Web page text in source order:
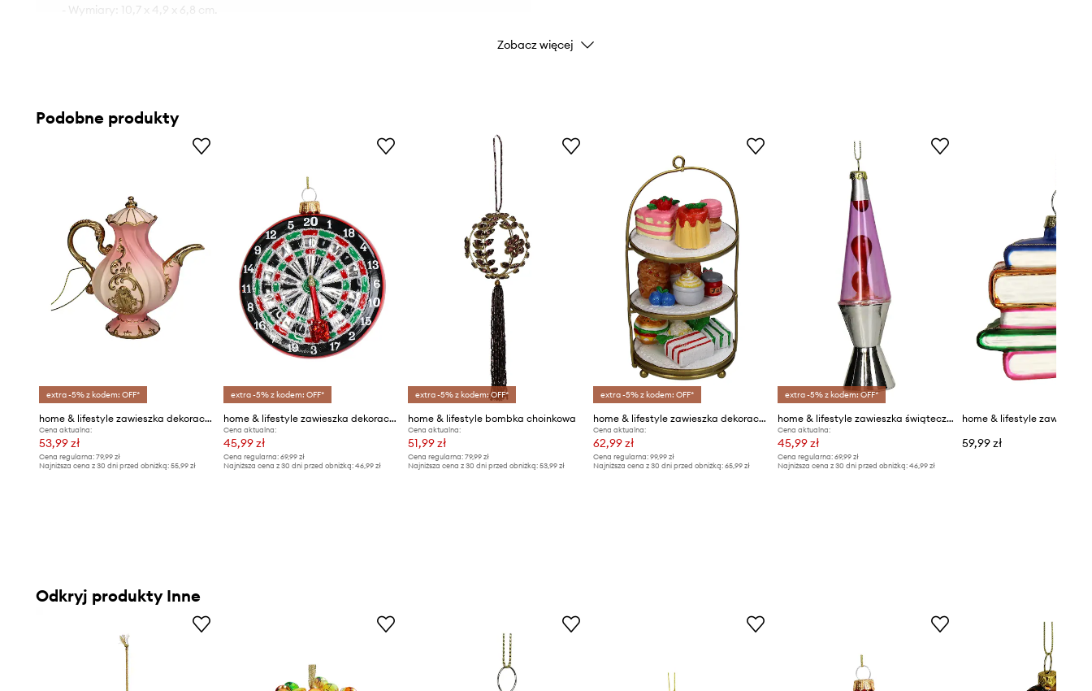
- Wymiary: 10,7 x 4,9 x 6,8 cm.
Zobacz więcej
Podobne produkty
extra -5% z kodem: OFF*
home & lifestyle zawieszka dekoracyjna
Cena aktualna:
53,99 zł
Cena regularna: 79,99 zł
Najniższa cena z 30 dni przed obniżką: 55,99 zł
extra -5% z kodem: OFF*
home & lifestyle zawieszka dekoracyjna
Cena aktualna:
45,99 zł
Cena regularna:69,99 zł
Najniższa cena z 30 dni przed obniżką:46,99 zł
extra -5% z kodem: OFF*
home & lifestyle bombka choinkowa
Cena aktualna:
51,99 zł
Cena regularna: 79,99 zł
Najniższa cena z 30 dni przed obniżką: 53,99 zł
extra -5% z kodem: OFF*
home & lifestyle zawieszka dekoracyjna
Cena aktualna:
62,99 zł
Cena regularna: 99,99 zł
Najniższa cena z 30 dni przed obniżką: 65,99 zł
extra -5% z kodem: OFF*
home & lifestyle zawieszka świąteczna 11,4 x 5,7 x 6,4 cm
Cena aktualna:
45,99 zł
Cena regularna:69,99 zł
Najniższa cena z 30 dni przed obniżką:46,99 zł
59,99 zł
Odkryj produkty Inne